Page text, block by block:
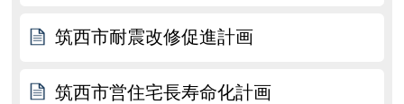
筑西市耐震改修促進計画
筑西市営住宅長寿命化計画